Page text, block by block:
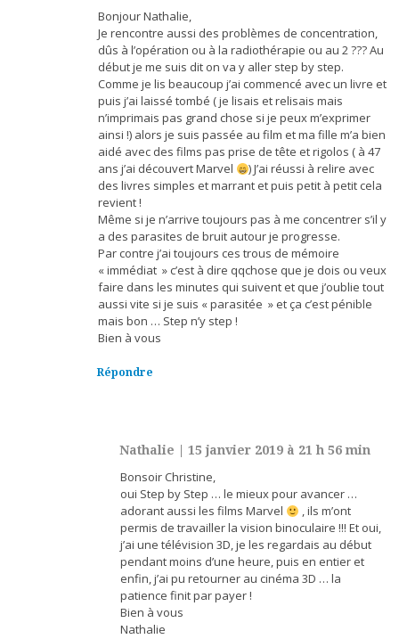
Bonjour Nathalie,
Je rencontre aussi des problèmes de concentration,
dûs à l’opération ou à la radiothérapie ou au 2 ??? Au
début je me suis dit on va y aller step by step.
Comme je lis beaucoup j’ai commencé avec un livre et
puis j’ai laissé tombé ( je lisais et relisais mais
n’imprimais pas grand chose si je peux m’exprimer
ainsi !) alors je suis passée au film et ma fille m’a bien
aidé avec des films pas prise de tête et rigolos ( à 47
ans j’ai découvert Marvel
) J’ai réussi à relire avec
des livres simples et marrant et puis petit à petit cela
revient !
Même si je n’arrive toujours pas à me concentrer s’il y
a des parasites de bruit autour je progresse.
Par contre j’ai toujours ces trous de mémoire
« immédiat » c’est à dire qqchose que je dois ou veux
faire dans les minutes qui suivent et que j’oublie tout
aussi vite si je suis « parasitée » et ça c’est pénible
mais bon … Step n’y step !
Bien à vous
Répondre
Nathalie 15 janvier 2019 à 21 h 56 min
Bonsoir Christine,
oui Step by Step … le mieux pour avancer …
adorant aussi les films Marvel
, ils m’ont
permis de travailler la vision binoculaire !!! Et oui,
j’ai une télévision 3D, je les regardais au début
pendant moins d’une heure, puis en entier et
enfin, j’ai pu retourner au cinéma 3D … la
patience finit par payer !
Bien à vous
Nathalie